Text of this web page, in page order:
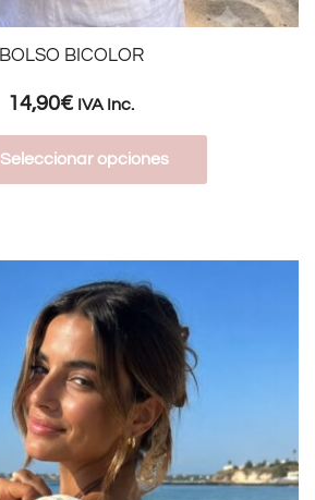
BOLSO BICOLOR
14,90€ IVA Inc.
Seleccionar opciones